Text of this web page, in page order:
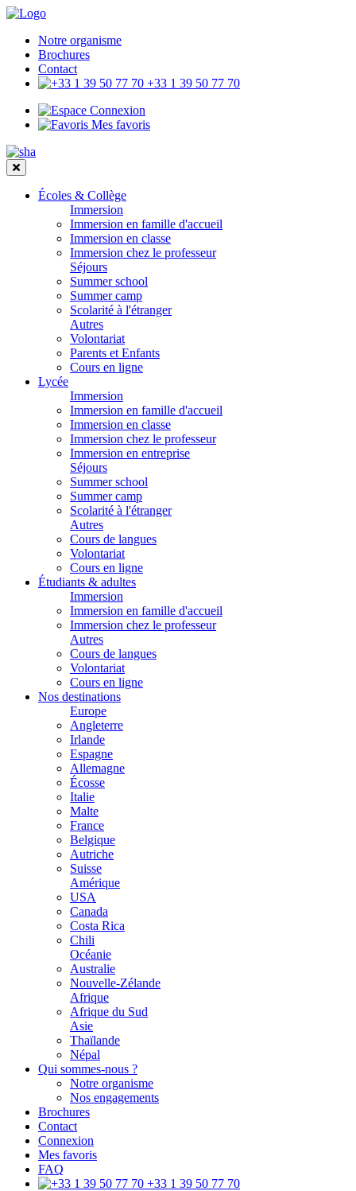
Notre organisme
Brochures
Contact
+33 1 39 50 77 70
Connexion
Mes favoris
Écoles & Collège
Immersion
Immersion en famille d'accueil
Immersion en classe
Immersion chez le professeur
Séjours
Summer school
Summer camp
Scolarité à l'étranger
Autres
Volontariat
Parents et Enfants
Cours en ligne
Lycée
Immersion
Immersion en famille d'accueil
Immersion en classe
Immersion chez le professeur
Immersion en entreprise
Séjours
Summer school
Summer camp
Scolarité à l'étranger
Autres
Cours de langues
Volontariat
Cours en ligne
Étudiants & adultes
Immersion
Immersion en famille d'accueil
Immersion chez le professeur
Autres
Cours de langues
Volontariat
Cours en ligne
Nos destinations
Europe
Angleterre
Irlande
Espagne
Allemagne
Écosse
Italie
Malte
France
Belgique
Autriche
Suisse
Amérique
USA
Canada
Costa Rica
Chili
Océanie
Australie
Nouvelle-Zélande
Afrique
Afrique du Sud
Asie
Thaïlande
Népal
Qui sommes-nous ?
Notre organisme
Nos engagements
Brochures
Contact
Connexion
Mes favoris
FAQ
+33 1 39 50 77 70